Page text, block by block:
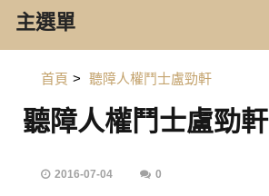
主選單
首頁 > 聽障人權鬥士盧勁軒
聽障人權鬥士盧勁軒
2016-07-04 0